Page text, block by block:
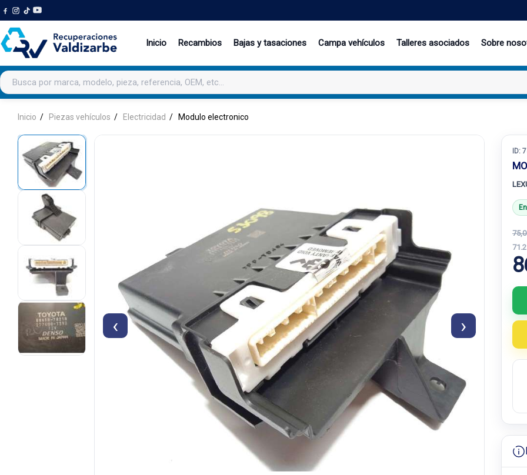
Inicio Recambios Bajas y tasaciones Campa vehículos Talleres asociados Sobre
Buscar productos
Inicio Piezas vehículos Electricidad Modulo electronico
‹ ›
ID: